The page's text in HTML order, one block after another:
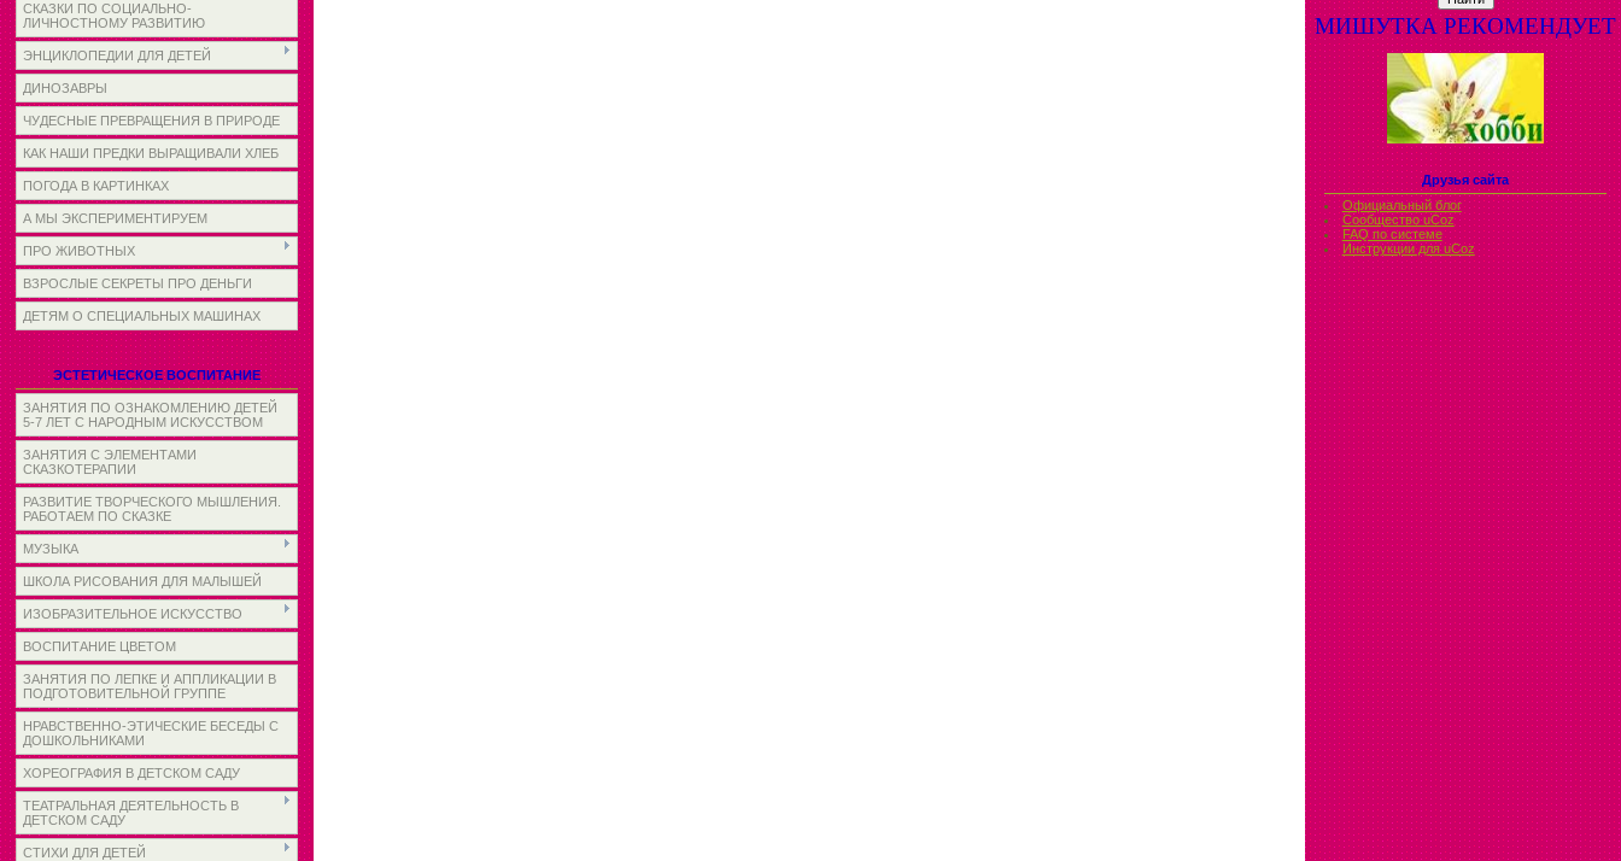
СКАЗКИ ПО СОЦИАЛЬНО-
ЛИЧНОСТНОМУ РАЗВИТИЮ
ЭНЦИКЛОПЕДИИ ДЛЯ ДЕТЕЙ
ДИНОЗАВРЫ
ЧУДЕСНЫЕ ПРЕВРАЩЕНИЯ В ПРИРОДЕ
КАК НАШИ ПРЕДКИ ВЫРАЩИВАЛИ ХЛЕБ
ПОГОДА В КАРТИНКАХ
А МЫ ЭКСПЕРИМЕНТИРУЕМ
ПРО ЖИВОТНЫХ
ВЗРОСЛЫЕ СЕКРЕТЫ ПРО ДЕНЬГИ
ДЕТЯМ О СПЕЦИАЛЬНЫХ МАШИНАХ
ЭСТЕТИЧЕСКОЕ ВОСПИТАНИЕ
ЗАНЯТИЯ ПО ОЗНАКОМЛЕНИЮ ДЕТЕЙ
5-7 ЛЕТ С НАРОДНЫМ ИСКУССТВОМ
ЗАНЯТИЯ С ЭЛЕМЕНТАМИ
СКАЗКОТЕРАПИИ
РАЗВИТИЕ ТВОРЧЕСКОГО МЫШЛЕНИЯ.
РАБОТАЕМ ПО СКАЗКЕ
МУЗЫКА
ШКОЛА РИСОВАНИЯ ДЛЯ МАЛЫШЕЙ
ИЗОБРАЗИТЕЛЬНОЕ ИСКУССТВО
ВОСПИТАНИЕ ЦВЕТОМ
ЗАНЯТИЯ ПО ЛЕПКЕ И АППЛИКАЦИИ В
ПОДГОТОВИТЕЛЬНОЙ ГРУППЕ
НРАВСТВЕННО-ЭТИЧЕСКИЕ БЕСЕДЫ С
ДОШКОЛЬНИКАМИ
ХОРЕОГРАФИЯ В ДЕТСКОМ САДУ
ТЕАТРАЛЬНАЯ ДЕЯТЕЛЬНОСТЬ В
ДЕТСКОМ САДУ
СТИХИ ДЛЯ ДЕТЕЙ
МИШУТКА РЕКОМЕНДУЕТ
Друзья сайта
Официальный блог
Сообщество uCoz
FAQ по системе
Инструкции для uCoz